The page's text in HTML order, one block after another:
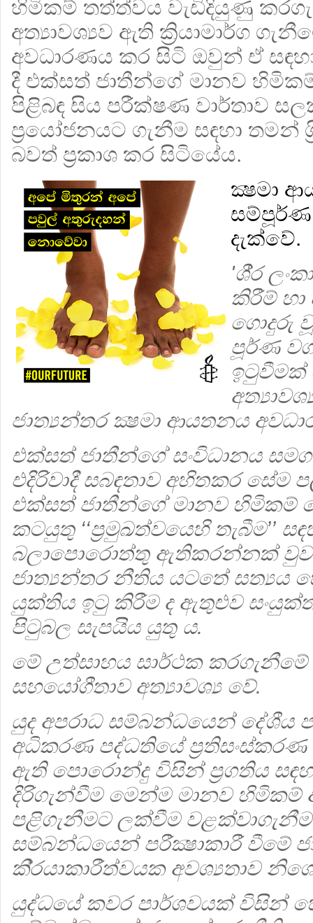
හිමිකම් තත්ත්වය වැඩිදියුණු
අත්‍යාවශ්‍යව ඇති ක්‍රියාමාර්ග
අවධාරණය කර සිටි ඔවුන් ඒ
දී එක්සත් ජාතීන්ගේ මානව
පිළිබඳ සිය පරීක්ෂණ වාර්තාව
ප‍්‍රයෝජනයට ගැනීම සඳහා තමන්
බවත් ප‍්‍රකාශ කර සිටියේය.
ක්‍ෂමා
සම්පූර්ණ
දැක්වේ.
'ශී‍්‍ර
කිරීම්
ගොදුරු
පූර්ණ
ඉටුවීමක්
ජාත්‍යන්තර ක්‍ෂමා ආයතනය
එක්සත් ජාතීන්ගේ සංවිධානය සමග
එදිරිවාදී සබඳතාව අහිතකර සේම
එක්සත් ජාතීන්ගේ මානව හිමිකම්
කටයුතු ‘‘ප‍්‍රමුඛත්වයෙහි තැබීම’’
බලාපොරොත්තු ඇතිකරන්නක්
ජාත්‍යන්තර නීතිය යටතේ සත්‍යය
යුක්තිය ඉටු කිරීම ද ඇතුළුව
පිටුබල සැපයිය යුතු ය.
මේ උත්සාහය සාර්ථක
සහයෝගීතාව අත්‍යාවශ්‍ය වේ.
යුද අපරාධ සම්බන්ධයෙන් දේශීය
අධිකරණ පද්ධතියේ
ඇති පොරොන්දු විසින් ප‍්‍රගතිය
දිරිගැන්වීම මෙන්ම මානව
පළිගැනීමට ලක්වීම
සම්බන්ධයෙන් පරීක්‍ෂාකාරී වීමේ
කි‍්‍රයාකාරීත්වයක අවශ්‍යතාව
යුද්ධයේ කවර පාර්ශවයක් විසින්